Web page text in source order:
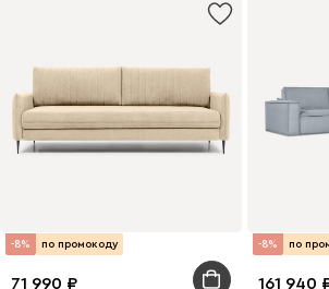
-8% по промокоду
71 990
-8% по
161 940